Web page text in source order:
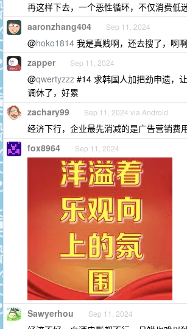
再这样下去，一个恶性循环，不仅消费低
aaronzhang404 Sep 11, 2024
@hoko1814 我是真贱啊，还去搜了，啊
zapper Sep 11, 2024
@qwertyzzz #14 求韩国人加把劲申遗，
调休了，好累
zachary99 Sep 11, 2024 via Android
经济下行，企业最先消减的是广告营销费
fox8964 Sep 11, 2024
Sawyerhou Sep 11, 2024